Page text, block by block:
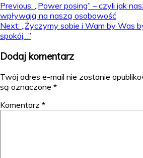
Previous: „Power posing” – czyli jak
wpływają na naszą osobowość
Next: „Życzymy sobie i Wam by Was
spokój…”
Dodaj komentarz
Twój adres e-mail nie zostanie
są oznaczone *
Komentarz *